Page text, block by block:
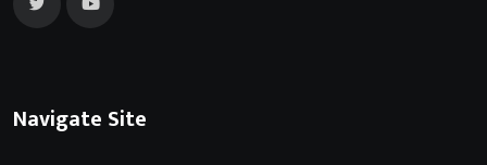
Navigate Site